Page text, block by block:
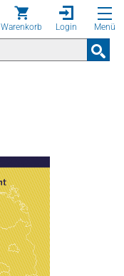
Warenkorb Login Menü